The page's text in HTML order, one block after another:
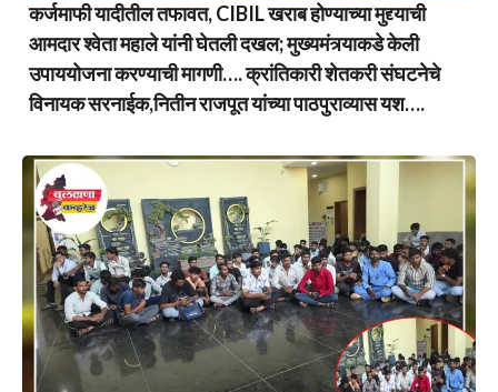
कर्जमाफी यादीतील तफावत, CIBIL खराब होण्याच्या मुद्द्याची
आमदार श्वेता महाले यांनी घेतली दखल; मुख्यमंत्र्याकडे केली
उपाययोजना करण्याची मागणी…. क्रांतिकारी शेतकरी संघटनेचे
विनायक सरनाईक,नितीन राजपूत यांच्या पाठपुराव्यास यश….